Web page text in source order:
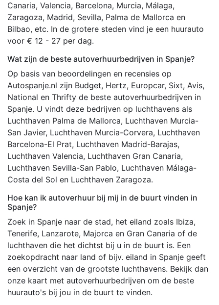
Canaria, Valencia, Barcelona, Murcia, Málaga,
Zaragoza, Madrid, Sevilla, Palma de Mallorca en
Bilbao, etc. In de grotere steden vind je een huurauto
voor € 12 - 27 per dag.
Wat zijn de beste autoverhuurbedrijven in Spanje?
Op basis van beoordelingen en recensies op
Autospanje.nl zijn Budget, Hertz, Europcar, Sixt, Avis,
National en Thrifty de beste autoverhuurbedrijven in
Spanje. U vindt deze bedrijven op luchthavens als
Luchthaven Palma de Mallorca, Luchthaven Murcia-
San Javier, Luchthaven Murcia-Corvera, Luchthaven
Barcelona-El Prat, Luchthaven Madrid-Barajas,
Luchthaven Valencia, Luchthaven Gran Canaria,
Luchthaven Sevilla-San Pablo, Luchthaven Málaga-
Costa del Sol en Luchthaven Zaragoza.
Hoe kan ik autoverhuur bij mij in de buurt vinden in
Spanje?
Zoek in Spanje naar de stad, het eiland zoals Ibiza,
Tenerife, Lanzarote, Majorca en Gran Canaria of de
luchthaven die het dichtst bij u in de buurt is. Een
zoekopdracht naar land of bijv. eiland in Spanje geeft
een overzicht van de grootste luchthavens. Bekijk dan
onze kaart met autoverhuurbedrijven om de beste
huurauto's bij jou in de buurt te vinden.